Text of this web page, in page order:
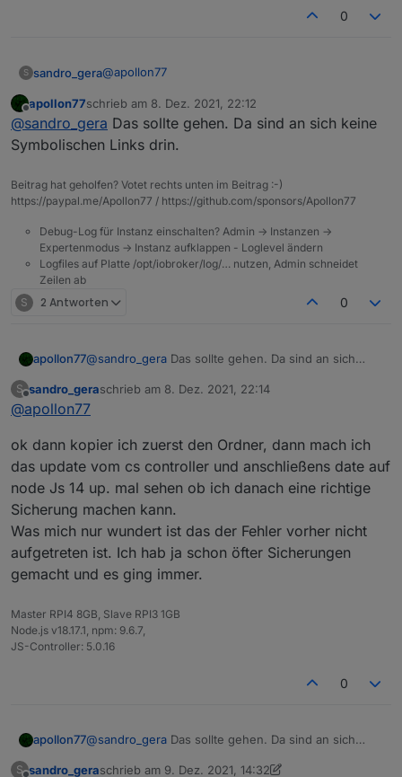
0
S sandro_gera@apollon77
Sorry wenn ich doof frage aber wie mache ich
eine Sicherung von /opt/iobroker/iobroker-data ?
Einfach mit Filezilla den Ordner auf den PC
Offline
apollon77schrieb am 8. Dez. 2021, 22:12
zuletzt editiert von
@sandro_gera Das sollte gehen. Da sind an sich keine
Symbolischen Links drin.
Beitrag hat geholfen? Votet rechts unten im Beitrag :-)
https://paypal.me/Apollon77 / https://github.com/sponsors/Apollon77
Debug-Log für Instanz einschalten? Admin -> Instanzen ->
Expertenmodus -> Instanz aufklappen - Loglevel ändern
Logfiles auf Platte /opt/iobroker/log/… nutzen, Admin schneidet
Zeilen ab
S 2 Antworten 0
apollon77@sandro_gera Das sollte gehen. Da sind an sich
S
Offline
sandro_geraschrieb am 8. Dez. 2021, 22:14
zuletzt editiert von
@apollon77
ok dann kopier ich zuerst den Ordner, dann mach ich
das update vom cs controller und anschließens date auf
node Js 14 up. mal sehen ob ich danach eine richtige
Sicherung machen kann.
Was mich nur wundert ist das der Fehler vorher nicht
aufgetreten ist. Ich hab ja schon öfter Sicherungen
gemacht und es ging immer.
Master RPI4 8GB, Slave RPI3 1GB
Node.js v18.17.1, npm: 9.6.7,
JS-Controller: 5.0.16
0
apollon77@sandro_gera Das sollte gehen. Da sind an sich
S sandro_geraschrieb am 9. Dez. 2021, 14:32